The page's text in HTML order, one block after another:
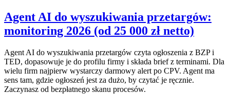
Agent AI do wyszukiwania przetargów:
monitoring 2026 (od 25 000 zł netto)
Agent AI do wyszukiwania przetargów czyta ogłoszenia z BZP i
TED, dopasowuje je do profilu firmy i składa brief z terminami. Dla
wielu firm najpierw wystarczy darmowy alert po CPV. Agent ma
sens tam, gdzie ogłoszeń jest za dużo, by czytać je ręcznie.
Zaczynasz od bezpłatnego skanu procesów.